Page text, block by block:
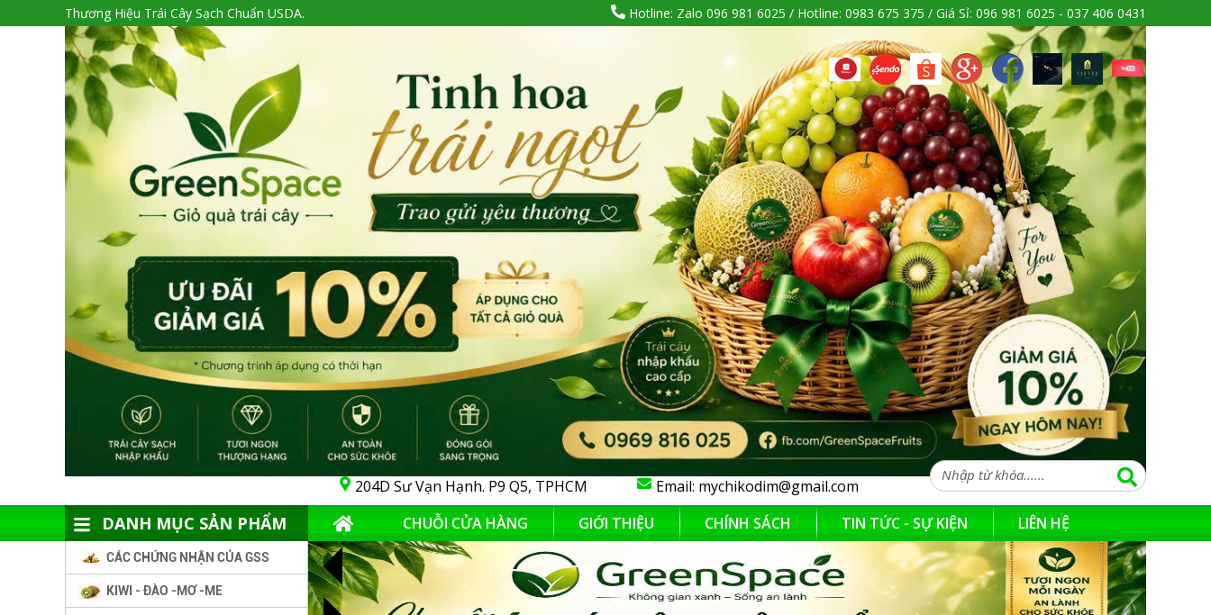
Thương Hiệu Trái Cây Sạch Chuẩn USDA. Hotline: Zalo 096 981 6025 / Hotline: 0983 675 375 / Giá Sỉ: 096 981 6025 - 037 406 0431
204D Sư Vạn Hạnh. P9 Q5, TPHCM Email: mychikodim@gmail.com
DANH MỤC SẢN PHẨM
CÁC CHỨNG NHẬN CỦA GSS
KIWI - ĐÀO -MƠ -ME
CHUỖI CỬA HÀNG GIỚI THIỆU CHÍNH SÁCH TIN TỨC - SỰ KIỆN LIÊN HỆ